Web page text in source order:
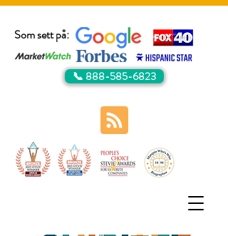
Som sett på:
📞 888-585-6823